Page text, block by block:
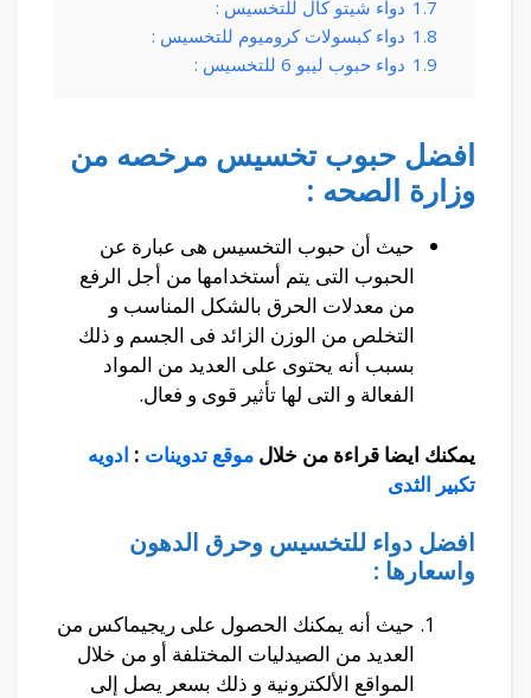
1.7 دواء شيتو كال للتخسيس :
1.8 دواء كبسولات كروميوم للتخسيس :
1.9 دواء حبوب ليبو 6 للتخسيس :
افضل حبوب تخسيس مرخصه من
وزارة الصحه :
حيث أن حبوب التخسيس هى عبارة عن
الحبوب التى يتم أستخدامها من أجل الرفع
من معدلات الحرق بالشكل المناسب و
التخلص من الوزن الزائد فى الجسم و ذلك
بسبب أنه يحتوى على العديد من المواد
الفعالة و التى لها تأثير قوى و فعال.
يمكنك ايضا قراءة من خلال موقع تدوينات : ادويه
تكبير الثدى
افضل دواء للتخسيس وحرق الدهون
واسعارها :
حيث أنه يمكنك الحصول على ريجيماكس من
العديد من الصيدليات المختلفة أو من خلال
المواقع الألكترونية و ذلك بسعر يصل إلى